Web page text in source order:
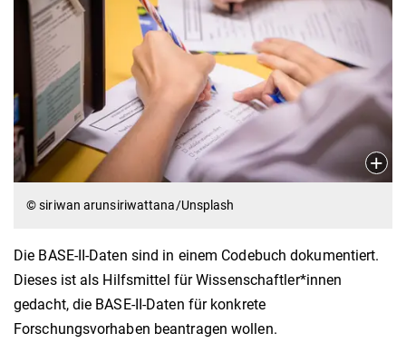
© siriwan arunsiriwattana/Unsplash
Die BASE-II-Daten sind in einem Codebuch dokumentiert.
Dieses ist als Hilfsmittel für Wissenschaftler*innen
gedacht, die BASE-II-Daten für konkrete
Forschungsvorhaben beantragen wollen.